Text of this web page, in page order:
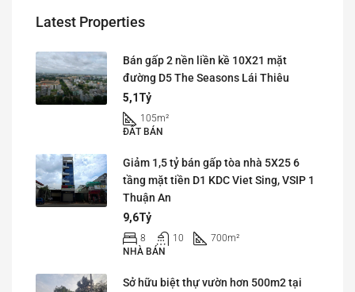
Latest Properties
Bán gấp 2 nền liền kề 10X21 mặt
đường D5 The Seasons Lái Thiêu
5,1Tỷ
105m²
ĐẤT BÁN
Giảm 1,5 tỷ bán gấp tòa nhà 5X25 6
tầng mặt tiền D1 KDC Viet Sing, VSIP 1
Thuận An
9,6Tỷ
8 10 700m²
NHÀ BÁN
Sở hữu biệt thự vườn hơn 500m2 tại